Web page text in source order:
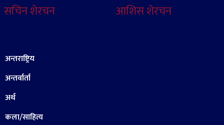
सचिन शेरचन आशिस शेरचन
अन्तराष्ट्रिय
अन्तर्वार्ता
अर्थ
कला/साहित्य